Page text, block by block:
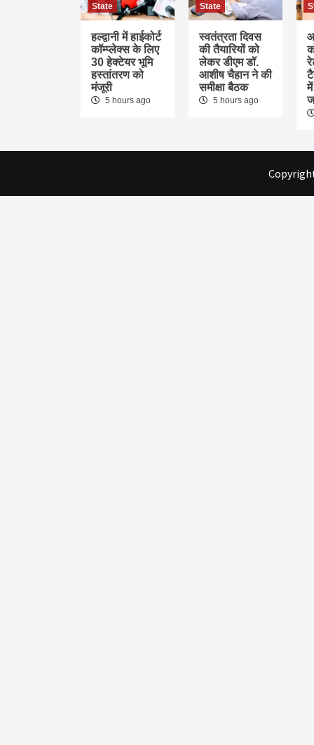
State
हल्द्वानी में हाईकोर्ट
कॉम्प्लेक्स के लिए
30 हेक्टेयर भूमि
हस्तांतरण को
मंजूरी
5 hours ago
State
स्वतंत्रता दिवस
की तैयारियों को
लेकर डीएम डॉ.
आशीष चैहान ने की
समीक्षा बैठक
5 hours ago
में